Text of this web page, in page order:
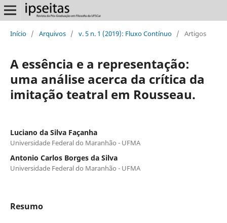
Início / Arquivos / v. 5 n. 1 (2019): Fluxo Contínuo / Artigos
A essência e a representação:
uma análise acerca da crítica da
imitação teatral em Rousseau.
Luciano da Silva Façanha
Universidade Federal do Maranhão - UFMA
Antonio Carlos Borges da Silva
Universidade Federal do Maranhão - UFMA
Resumo